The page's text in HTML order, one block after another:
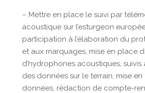
– Mettre en place le suivi par
acoustique sur l’esturgeon
participation à l’élaboration du
et aux marquages, mise en place
d’hydrophones acoustiques, suivis
des données sur le terrain, mise
données, rédaction de compte-